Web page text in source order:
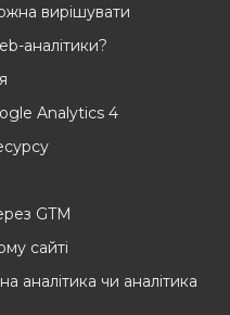
вирішувати
аналітики?
Analytics 4
GTM
сайті
аналітика чи аналітика